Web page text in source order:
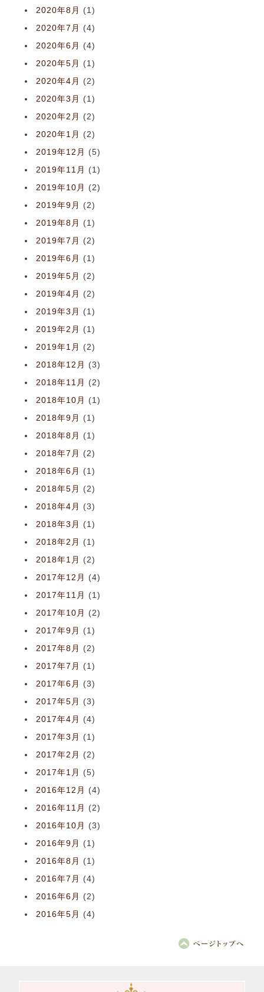
2020年8月
(1)
2020年7月
(4)
2020年6月
(4)
2020年5月
(1)
2020年4月
(2)
2020年3月
(1)
2020年2月
(2)
2020年1月
(2)
2019年12月
(5)
2019年11月
(1)
2019年10月
(2)
2019年9月
(2)
2019年8月
(1)
2019年7月
(2)
2019年6月
(1)
2019年5月
(2)
2019年4月
(2)
2019年3月
(1)
2019年2月
(1)
2019年1月
(2)
2018年12月
(3)
2018年11月
(2)
2018年10月
(1)
2018年9月
(1)
2018年8月
(1)
2018年7月
(2)
2018年6月
(1)
2018年5月
(2)
2018年4月
(3)
2018年3月
(1)
2018年2月
(1)
2018年1月
(2)
2017年12月
(4)
2017年11月
(1)
2017年10月
(2)
2017年9月
(1)
2017年8月
(2)
2017年7月
(1)
2017年6月
(3)
2017年5月
(3)
2017年4月
(4)
2017年3月
(1)
2017年2月
(2)
2017年1月
(5)
2016年12月
(4)
2016年11月
(2)
2016年10月
(3)
2016年9月
(1)
2016年8月
(1)
2016年7月
(4)
2016年6月
(2)
2016年5月
(4)